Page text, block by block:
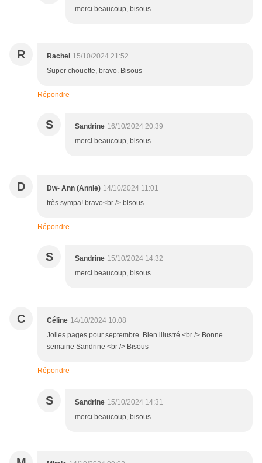
merci beaucoup, bisous
R Rachel 15/10/2024 21:52
Super chouette, bravo. Bisous
Répondre
S Sandrine 16/10/2024 20:39
merci beaucoup, bisous
D Dw- Ann (Annie) 14/10/2024 11:01
très sympa! bravo<br /> bisous
Répondre
S Sandrine 15/10/2024 14:32
merci beaucoup, bisous
C Céline 14/10/2024 10:08
Jolies pages pour septembre. Bien illustré <br /> Bonne
semaine Sandrine <br /> Bisous
Répondre
S Sandrine 15/10/2024 14:31
merci beaucoup, bisous